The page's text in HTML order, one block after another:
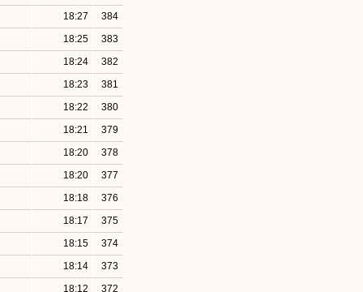
384
18:27
383
18:25
382
18:24
381
18:23
380
18:22
379
18:21
378
18:20
377
18:20
376
18:18
375
18:17
374
18:15
373
18:14
372
18:12